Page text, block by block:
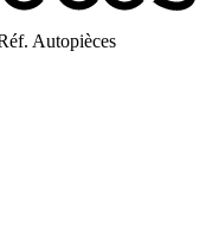
Autopièces